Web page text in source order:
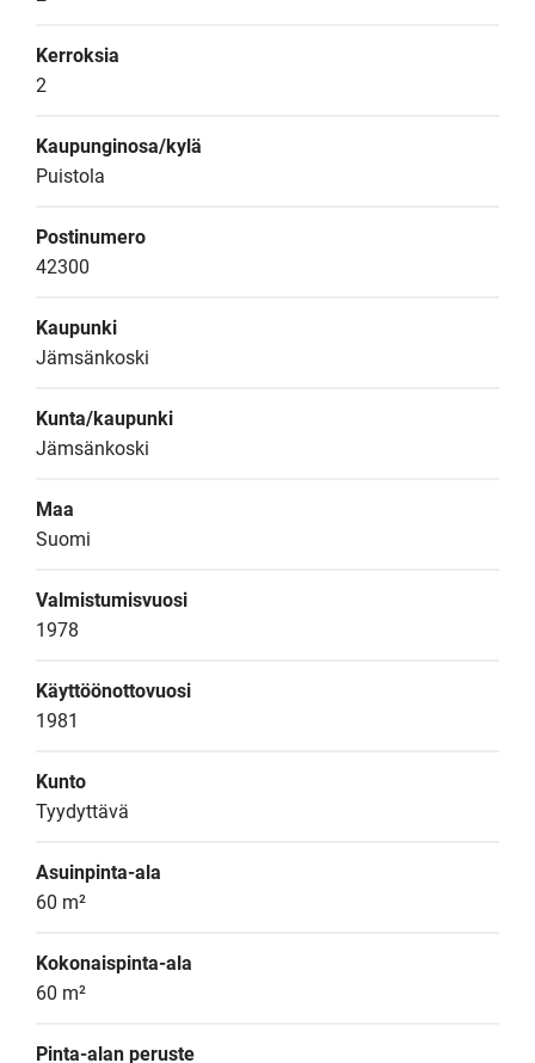
Kerroksia
2
Kaupunginosa/kylä
Puistola
Postinumero
42300
Kaupunki
Jämsänkoski
Kunta/kaupunki
Jämsänkoski
Maa
Suomi
Valmistumisvuosi
1978
Käyttöönottovuosi
1981
Kunto
Tyydyttävä
Asuinpinta-ala
60 m²
Kokonaispinta-ala
60 m²
Pinta-alan peruste